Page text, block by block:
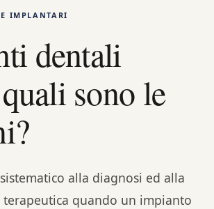
IMPLANTARI
dentali
sono le
alla diagnosi ed alla
quando un impianto